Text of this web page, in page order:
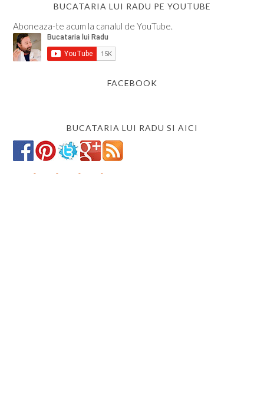
BUCATARIA LUI RADU PE YOUTUBE
Aboneaza-te acum la canalul de YouTube.
FACEBOOK
BUCATARIA LUI RADU SI AICI